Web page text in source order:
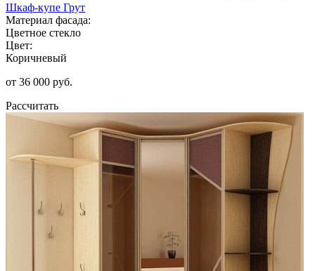
Шкаф-купе Грут
Материал фасада:
Цветное стекло
Цвет:
Коричневый
от 36 000 руб.
Рассчитать